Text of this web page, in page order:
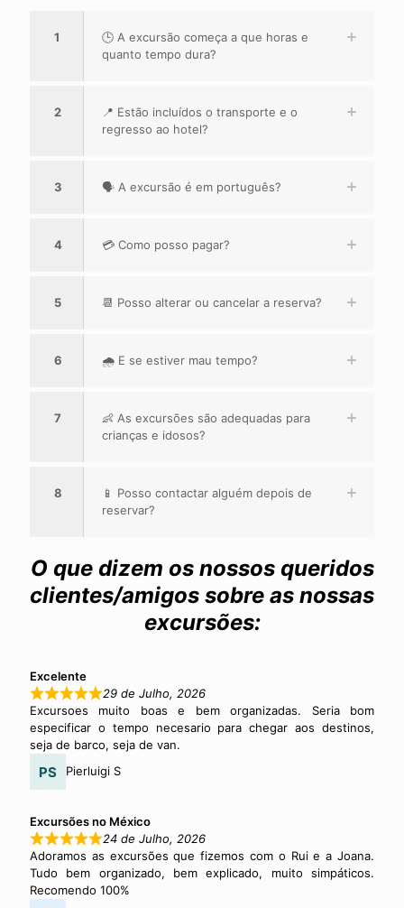
1
🕒 A excursão começa a que horas e
quanto tempo dura?
2
📍 Estão incluídos o transporte e o
regresso ao hotel?
3 🗣️ A excursão é em português?
4 💳 Como posso pagar?
5 📆 Posso alterar ou cancelar a reserva?
6 🌧️ E se estiver mau tempo?
7
👶 As excursões são adequadas para
crianças e idosos?
8
📱 Posso contactar alguém depois de
reservar?
O que dizem os nossos queridos
clientes/amigos sobre as nossas
excursões:
Excelente
29 de Julho, 2026
Excursoes muito boas e bem organizadas. Seria bom
especificar o tempo necesario para chegar aos destinos,
seja de barco, seja de van.
Pierluigi S
Excursões no México
24 de Julho, 2026
Adoramos as excursões que fizemos com o Rui e a Joana.
Tudo bem organizado, bem explicado, muito simpáticos.
Recomendo 100%